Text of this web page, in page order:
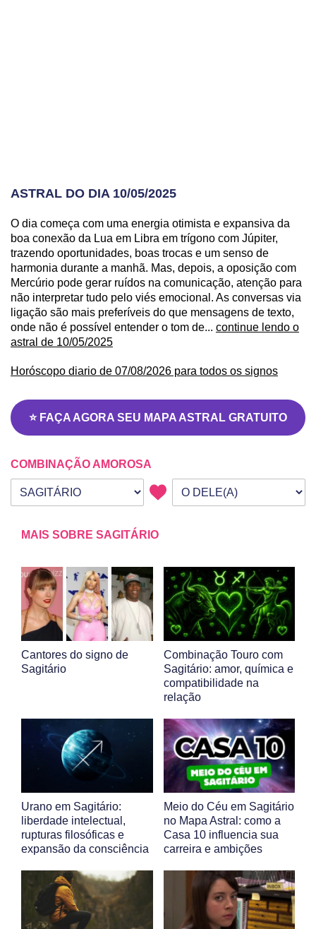
ASTRAL DO DIA 10/05/2025
O dia começa com uma energia otimista e expansiva da
boa conexão da Lua em Libra em trígono com Júpiter,
trazendo oportunidades, boas trocas e um senso de
harmonia durante a manhã. Mas, depois, a oposição com
Mercúrio pode gerar ruídos na comunicação, atenção para
não interpretar tudo pelo viés emocional. As conversas via
ligação são mais preferíveis do que mensagens de texto,
onde não é possível entender o tom de... continue lendo o
astral de 10/05/2025
Horóscopo diario de 07/08/2026 para todos os signos
⭐ FAÇA AGORA SEU MAPA ASTRAL GRATUITO
COMBINAÇÃO AMOROSA
Seu signo
Signo da outra pessoa
MAIS SOBRE SAGITÁRIO
Cantores do signo de
Sagitário
Combinação Touro com
Sagitário: amor, química e
compatibilidade na
relação
Urano em Sagitário:
liberdade intelectual,
rupturas filosóficas e
expansão da consciência
Meio do Céu em Sagitário
no Mapa Astral: como a
Casa 10 influencia sua
carreira e ambições